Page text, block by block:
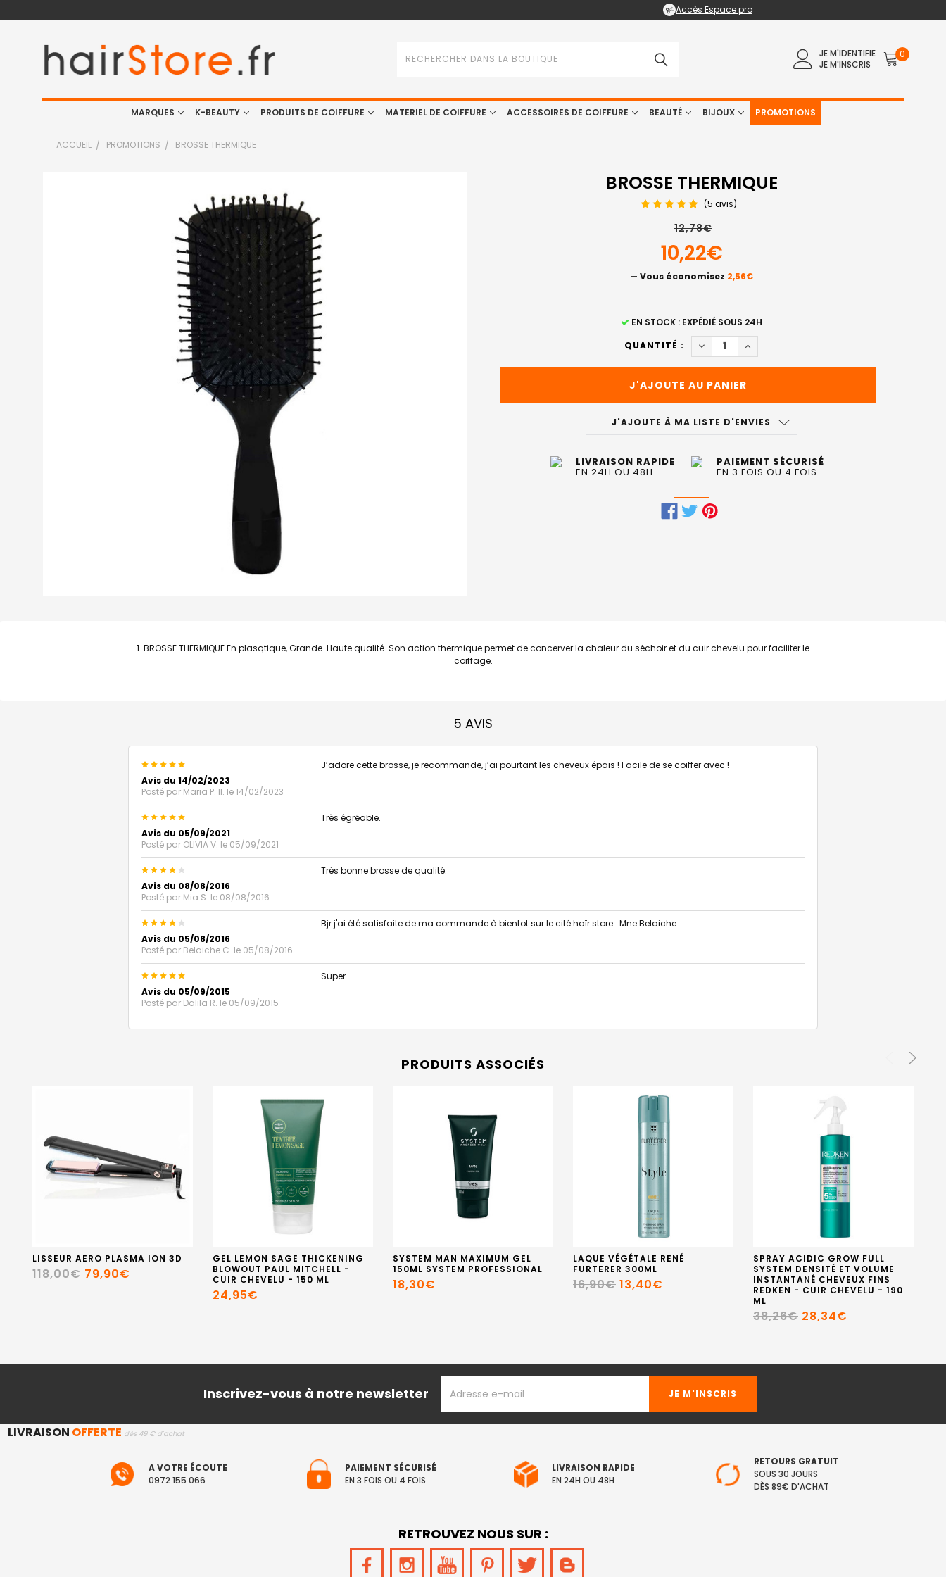
Accès Espace pro
JE M'IDENTIFIE
JE M'INSCRIS
0
MARQUES K-BEAUTY PRODUITS DE COIFFURE MATERIEL DE COIFFURE ACCESSOIRES DE COIFFURE BEAUTÉ BIJOUX PROMOTIONS
ACCUEIL PROMOTIONS BROSSE THERMIQUE
BROSSE THERMIQUE
(5 avis)
12,78€
10,22€
— Vous économisez 2,56€
EN STOCK : EXPÉDIÉ SOUS 24H
QUANTITÉ :
DIMINUER LA QUANTITÉ DE BROSSE THERMIQUE
AUGMENTER LA QUANTITÉ DE BROSSE
J'AJOUTE À MA LISTE D'ENVIES
LIVRAISON RAPIDE
EN 24H OU 48H
PAIEMENT SÉCURISÉ
EN 3 FOIS OU 4 FOIS
BROSSE THERMIQUE En plasqtique, Grande. Haute qualité. Son action thermique permet de concerver la chaleur du séchoir et du cuir chevelu pour faciliter le
coiffage.
5 AVIS
5
Avis du 14/02/2023
Posté par Maria P. Il. le 14/02/2023
J’adore cette brosse, je recommande, j’ai pourtant les cheveux épais ! Facile de se coiffer avec !
5
Avis du 05/09/2021
Posté par OLIVIA V. le 05/09/2021
Très égréable.
Avis du 08/08/2016
Posté par Mia S. le 08/08/2016
Très bonne brosse de qualité.
Avis du 05/08/2016
Posté par Belaiche C. le 05/08/2016
Bjr j'ai été satisfaite de ma commande à bientot sur le cité haïr store . Mne Belaiche.
5
Avis du 05/09/2015
Posté par Dalila R. le 05/09/2015
Super.
PRODUITS ASSOCIÉS
LISSEUR AERO PLASMA ION 3D
118,00€ 79,90€
GEL LEMON SAGE THICKENING
BLOWOUT PAUL MITCHELL -
CUIR CHEVELU - 150 ML
24,95€
SYSTEM MAN MAXIMUM GEL
150ML SYSTEM PROFESSIONAL
18,30€
LAQUE VÉGÉTALE RENÉ
FURTERER 300ML
16,90€ 13,40€
SPRAY ACIDIC GROW FULL
SYSTEM DENSITÉ ET VOLUME
INSTANTANÉ CHEVEUX FINS
REDKEN - CUIR CHEVELU - 190
ML
38,26€ 28,34€
Inscrivez-vous à notre newsletter
EMAIL
LIVRAISON OFFERTE dès 49 € d'achat
A VOTRE ÉCOUTE
0972 155 066
PAIEMENT SÉCURISÉ
EN 3 FOIS OU 4 FOIS
LIVRAISON RAPIDE
EN 24H OU 48H
RETOURS GRATUIT
SOUS 30 JOURS
DÈS 89€ D'ACHAT
RETROUVEZ NOUS SUR :